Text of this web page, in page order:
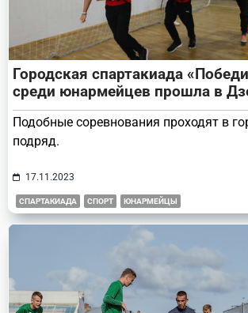
Городская спартакиада
среди юнармейцев прошла в
Подобные соревнования проходят в
подряд.
17.11.2023
СПАРТАКИАДА СПОРТ ЮНАРМЕЙЦЫ